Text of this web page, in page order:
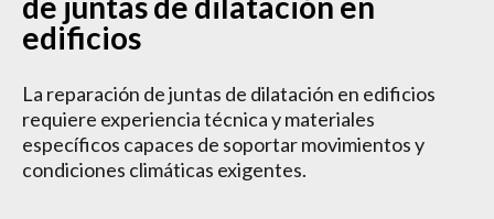
edificios
La reparación de juntas de dilatación en edificios
requiere experiencia técnica y materiales
específicos capaces de soportar movimientos y
condiciones climáticas exigentes.